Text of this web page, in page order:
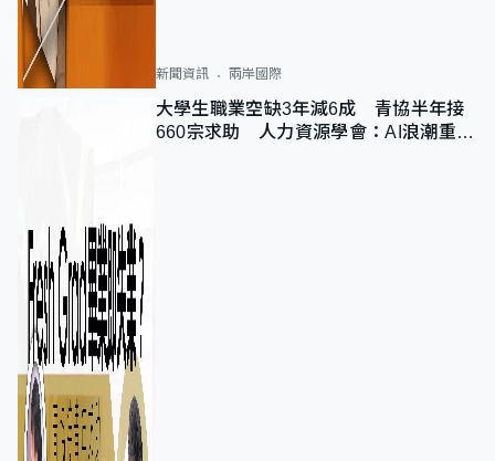
新聞資訊 兩岸國際
大學生職業空缺3年減6成 青協半年接
660宗求助 人力資源學會：AI浪潮重整